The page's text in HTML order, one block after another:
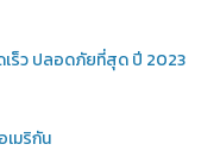
เร็ว ปลอดภัยที่สุด ปี 2023
เมริกัน